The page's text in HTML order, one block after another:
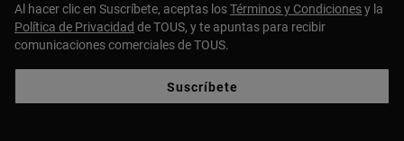
Al hacer clic en Suscríbete, aceptas losTérminos y Condicionesy la
Política de Privacidad de TOUS, y te apuntas para recibir
comunicaciones comerciales de TOUS.
Suscríbete